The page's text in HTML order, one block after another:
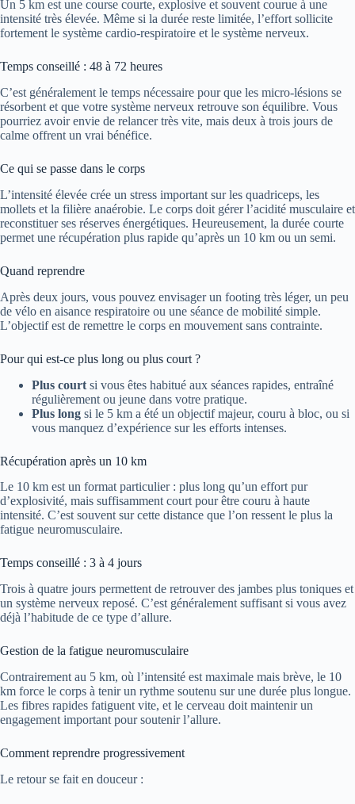
Un 5 km est une course courte, explosive et souvent courue à une
intensité très élevée. Même si la durée reste limitée, l’effort sollicite
fortement le système cardio-respiratoire et le système nerveux.
Temps conseillé : 48 à 72 heures
C’est généralement le temps nécessaire pour que les micro-lésions se
résorbent et que votre système nerveux retrouve son équilibre. Vous
pourriez avoir envie de relancer très vite, mais deux à trois jours de
calme offrent un vrai bénéfice.
Ce qui se passe dans le corps
L’intensité élevée crée un stress important sur les quadriceps, les
mollets et la filière anaérobie. Le corps doit gérer l’acidité musculaire et
reconstituer ses réserves énergétiques. Heureusement, la durée courte
permet une récupération plus rapide qu’après un 10 km ou un semi.
Quand reprendre
Après deux jours, vous pouvez envisager un footing très léger, un peu
de vélo en aisance respiratoire ou une séance de mobilité simple.
L’objectif est de remettre le corps en mouvement sans contrainte.
Pour qui est-ce plus long ou plus court ?
Plus court si vous êtes habitué aux séances rapides, entraîné
régulièrement ou jeune dans votre pratique.
Plus long si le 5 km a été un objectif majeur, couru à bloc, ou si
vous manquez d’expérience sur les efforts intenses.
Récupération après un 10 km
Le 10 km est un format particulier : plus long qu’un effort pur
d’explosivité, mais suffisamment court pour être couru à haute
intensité. C’est souvent sur cette distance que l’on ressent le plus la
fatigue neuromusculaire.
Temps conseillé : 3 à 4 jours
Trois à quatre jours permettent de retrouver des jambes plus toniques et
un système nerveux reposé. C’est généralement suffisant si vous avez
déjà l’habitude de ce type d’allure.
Gestion de la fatigue neuromusculaire
Contrairement au 5 km, où l’intensité est maximale mais brève, le 10
km force le corps à tenir un rythme soutenu sur une durée plus longue.
Les fibres rapides fatiguent vite, et le cerveau doit maintenir un
engagement important pour soutenir l’allure.
Comment reprendre progressivement
Le retour se fait en douceur :